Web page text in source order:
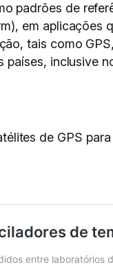
padrões de
em
tais como
inclusive
de GPS